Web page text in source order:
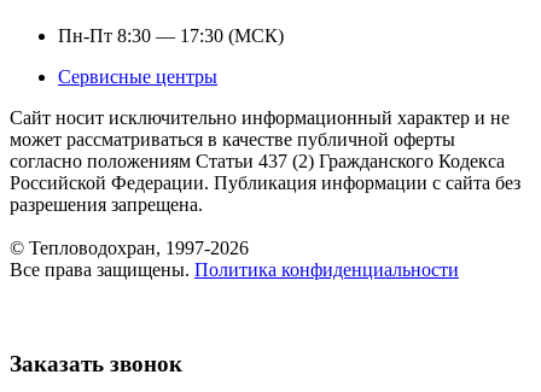
Пн-Пт 8:30 — 17:30 (МСК)
Сервисные центры
Сайт носит исключительно информационный характер и не
может рассматриваться в качестве публичной оферты
согласно положениям Статьи 437 (2) Гражданского Кодекса
Российской Федерации. Публикация информации с сайта без
разрешения запрещена.
© Тепловодохран, 1997-2026
Все права защищены. Политика конфиденциальности
Заказать звонок